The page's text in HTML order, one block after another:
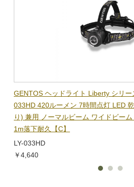
GENTOS ヘッドライト Liberty シリー
033HD 420ルーメン 7時間点灯 LED
り) 兼用 ノーマルビーム ワイドビー
1m落下耐久【C】
LY-033HD
￥4,640